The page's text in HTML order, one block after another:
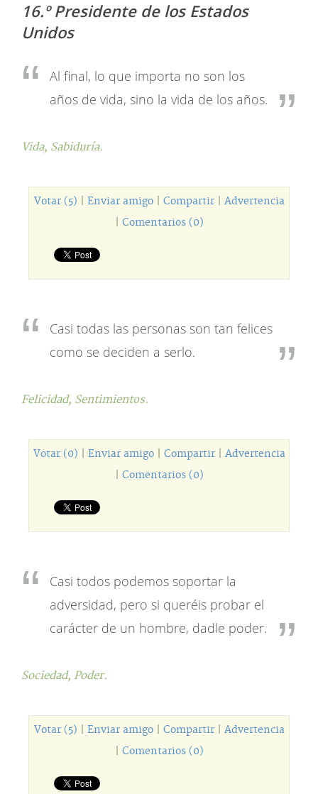
16.º Presidente de los Estados
Unidos
Al final, lo que importa no son los
años de vida, sino la vida de los años.
Vida, Sabiduría.
Votar (5) Enviar amigo| Compartir| Advertencia
Comentarios (0)
Casi todas las personas son tan felices
como se deciden a serlo.
Felicidad, Sentimientos.
Votar (0) Enviar amigo| Compartir| Advertencia
Comentarios (0)
Casi todos podemos soportar la
adversidad, pero si queréis probar el
carácter de un hombre, dadle poder.
Sociedad, Poder.
Votar (5) Enviar amigo| Compartir| Advertencia
Comentarios (0)